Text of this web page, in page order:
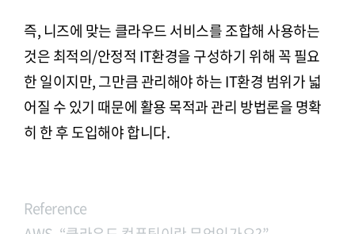
즉, 니즈에 맞는 클라우드 서비스를 조합해 사용하는
것은 최적의/안정적 IT환경을 구성하기 위해 꼭 필요
한 일이지만, 그만큼 관리해야 하는 IT환경 범위가 넓
어질 수 있기 때문에 활용 목적과 관리 방법론을 명확
히 한 후 도입해야 합니다.
Reference